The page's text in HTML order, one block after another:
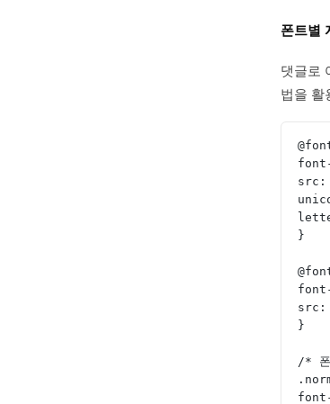
폰트별
댓글로
법을 활
src:
}
src:
}
/* 폰